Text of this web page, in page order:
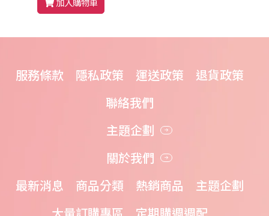
服務條款 隱私政策 運送政策
退貨政策
聯絡我們
主題企劃
關於我們
最新消息
商品分類 熱銷商品
主題企劃